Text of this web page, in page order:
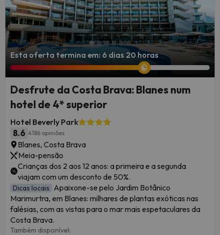
Esta oferta termina em: 6 dias 20 horas
Desfrute da Costa Brava: Blanes num
hotel de 4* superior
Hotel Beverly Park
8.6 4186 opiniões
Blanes, Costa Brava
Meia-pensão
Crianças dos 2 aos 12 anos: a primeira e a segunda
viajam com um desconto de 50%.
Dicas locais Apaixone-se pelo Jardim Botânico
Marimurtra, em Blanes: milhares de plantas exóticas nas
falésias, com as vistas para o mar mais espetaculares da
Costa Brava.
Também disponível: